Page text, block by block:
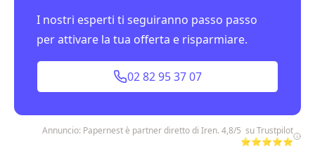
I nostri esperti ti seguiranno passo passo
per attivare la tua offerta e risparmiare.
02 82 95 37 07
Annuncio: Papernest è partner diretto di Iren. 4,8/5 su Trustpilot
⭐⭐⭐⭐⭐